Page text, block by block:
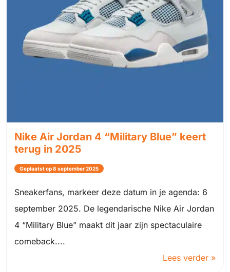
Nike Air Jordan 4 “Military Blue” keert
terug in 2025
Geplaatst op 8 september 2025
Sneakerfans, markeer deze datum in je agenda: 6
september 2025. De legendarische Nike Air Jordan
4 “Military Blue” maakt dit jaar zijn spectaculaire
comeback....
Lees verder »